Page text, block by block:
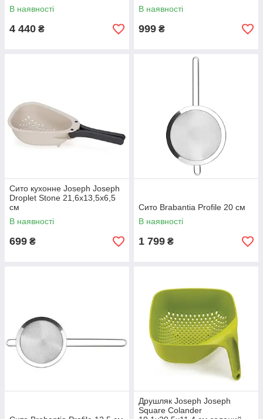
В наявності
4 440 ₴
В наявності
999 ₴
Сито кухонне Joseph Joseph
Droplet Stone 21,6х13,5х6,5
см
В наявності
699 ₴
Сито Brabantia Profile 20 см
В наявності
1 799 ₴
Друшляк Joseph Joseph
Square Colander